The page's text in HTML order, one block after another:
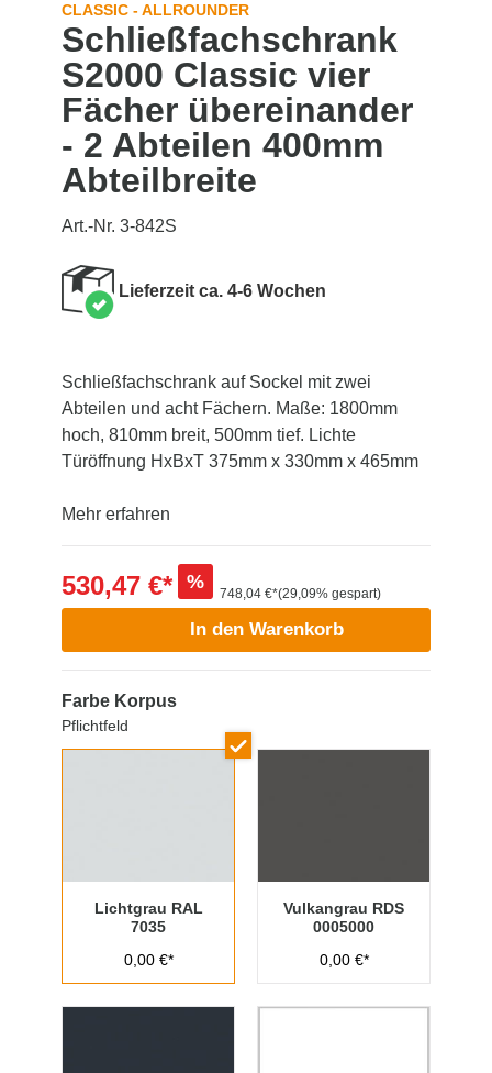
CLASSIC - ALLROUNDER
Schließfachschrank
S2000 Classic vier
Fächer übereinander
- 2 Abteilen 400mm
Abteilbreite
Art.-Nr. 3-842S
Lieferzeit ca. 4-6 Wochen
Schließfachschrank auf Sockel mit zwei
Abteilen und acht Fächern. Maße: 1800mm
hoch, 810mm breit, 500mm tief. Lichte
Türöffnung HxBxT 375mm x 330mm x 465mm
Mehr erfahren
530,47 €* %
748,04 €*(29,09% gespart)
In den Warenkorb
Farbe Korpus
Pflichtfeld
Lichtgrau RAL
7035
0,00 €*
Vulkangrau RDS
0005000
0,00 €*